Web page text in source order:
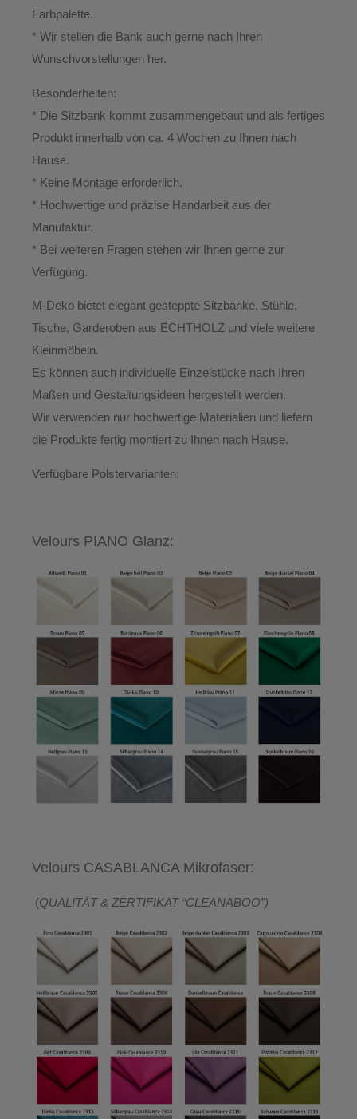
Farbpalette.
* Wir stellen die Bank auch gerne nach Ihren
Wunschvorstellungen her.
Besonderheiten:
* Die Sitzbank kommt zusammengebaut und als fertiges
Produkt innerhalb von ca. 4 Wochen zu Ihnen nach
Hause.
* Keine Montage erforderlich.
* Hochwertige und präzise Handarbeit aus der
Manufaktur.
* Bei weiteren Fragen stehen wir Ihnen gerne zur
Verfügung.
M-Deko bietet elegant gesteppte Sitzbänke, Stühle,
Tische, Garderoben aus ECHTHOLZ und viele weitere
Kleinmöbeln.
Es können auch individuelle Einzelstücke nach Ihren
Maßen und Gestaltungsideen hergestellt werden.
Wir verwenden nur hochwertige Materialien und liefern
die Produkte fertig montiert zu Ihnen nach Hause.
Verfügbare Polstervarianten:
Velours PIANO Glanz:
Velours CASABLANCA Mikrofaser:
(QUALITÄT & ZERTIFIKAT “CLEANABOO”)